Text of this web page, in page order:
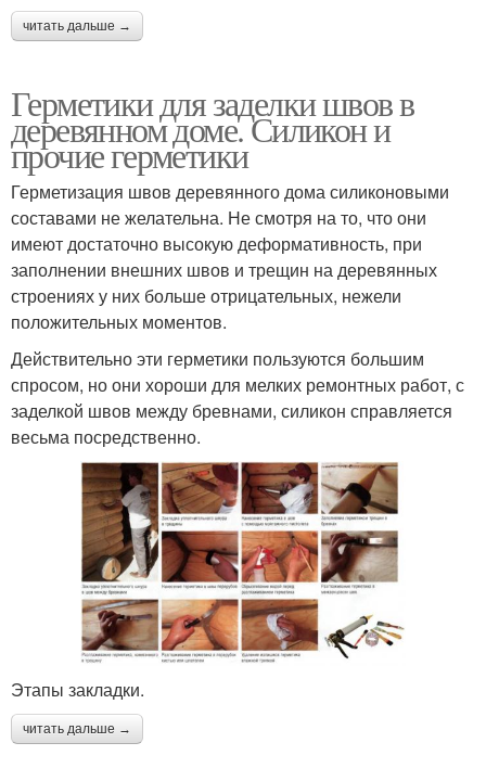
читать дальше →
Герметики для заделки швов в
деревянном доме. Силикон и
прочие герметики
Герметизация швов деревянного дома силиконовыми
составами не желательна. Не смотря на то, что они
имеют достаточно высокую деформативность, при
заполнении внешних швов и трещин на деревянных
строениях у них больше отрицательных, нежели
положительных моментов.
Действительно эти герметики пользуются большим
спросом, но они хороши для мелких ремонтных работ, с
заделкой швов между бревнами, силикон справляется
весьма посредственно.
Этапы закладки.
читать дальше →